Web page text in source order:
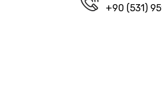
+90 (531)